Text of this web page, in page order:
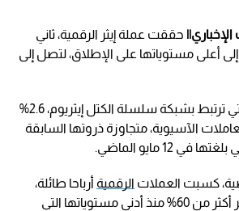
حققت عملة إيثر الرقمية، ثاني
إلى أعلى مستوياتها على الإطلاق، لتصل إلى
وارتفعت عملة إيثر، التي ترتبط بشبكة سلسلة الكتل إيثريوم، 2.6%
في التعاملات الآسيوية، متجاوزة ذروتها السابقة
كسبت العملات الرقمية أرباحا طائلة،
حيث صعدت عملة إيثر أكثر من 60% منذ أدنى مستوياتها التي